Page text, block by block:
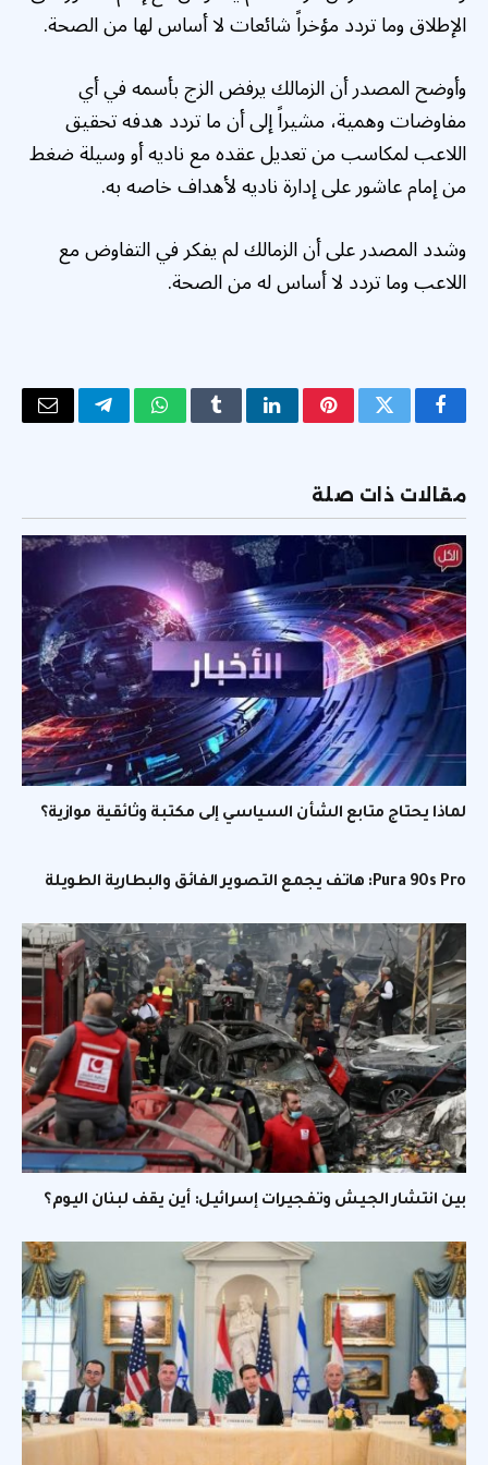
الإطلاق وما تردد مؤخراً شائعات لا أساس لها من الصحة.
وأوضح المصدر أن الزمالك يرفض الزج بأسمه في أي
مفاوضات وهمية، مشيراً إلى أن ما تردد هدفه تحقيق
اللاعب لمكاسب من تعديل عقده مع ناديه أو وسيلة ضغط
من إمام عاشور على إدارة ناديه لأهداف خاصه به.
وشدد المصدر على أن الزمالك لم يفكر في التفاوض مع
اللاعب وما تردد لا أساس له من الصحة.
فيسبوكتويتر بينتيريستلينكدإنTumblrواتسابتيلقرامالبريد
مقالات ذات صلة
لماذا يحتاج متابع الشأن السياسي إلى مكتبة وثائقية موازية؟
Pura 90s Pro: هاتف يجمع التصوير الفائق والبطارية الطويلة
بين انتشار الجيش وتفجيرات إسرائيل: أين يقف لبنان اليوم؟